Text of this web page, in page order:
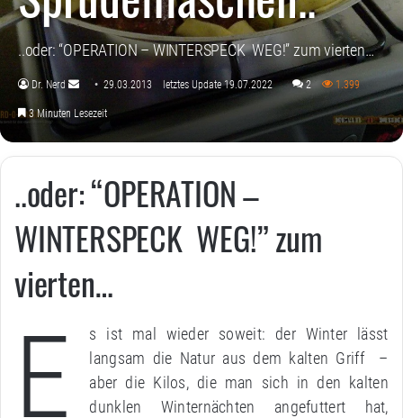
..oder: “OPERATION – WINTERSPECK WEG!” zum vierten…
Dr. Nerd
Sende
uns
Mail
29.03.2013 letztes Update 19.07.2022 2 1.399
3 Minuten Lesezeit
..oder: “OPERATION –
WINTERSPECK WEG!” zum
vierten…
E
s ist mal wieder soweit: der Winter lässt
langsam die Natur aus dem kalten Griff –
aber die Kilos, die man sich in den kalten
dunklen Winternächten angefuttert hat,